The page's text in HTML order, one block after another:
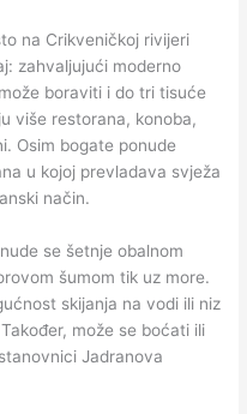
na Crikveničkoj rivijeri
zahvaljujući moderno
boraviti i do tri tisuće
više restorana, konoba,
Osim bogate ponude
u kojoj prevladava svježa
način.
se šetnje obalnom
šumom tik uz more.
skijanja na vodi ili niz
može se boćati ili
Jadranova